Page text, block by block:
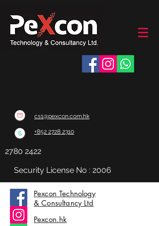
cs1@pexcon.com.hk
+852 2728 2310
2780 2422
Security License No : 2006
訂購或咨詢：
Pexcon Technology
& Consultancy Ltd
Pexcon.hk